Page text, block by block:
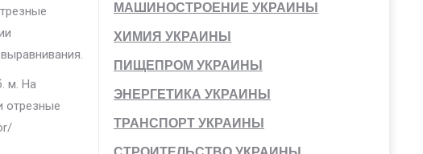
м. На
отрезные
МАШИНОСТРОЕНИЕ УКРАИНЫ
ХИМИЯ УКРАИНЫ
ПИЩЕПРОМ УКРАИНЫ
ЭНЕРГЕТИКА УКРАИНЫ
ТРАНСПОРТ УКРАИНЫ